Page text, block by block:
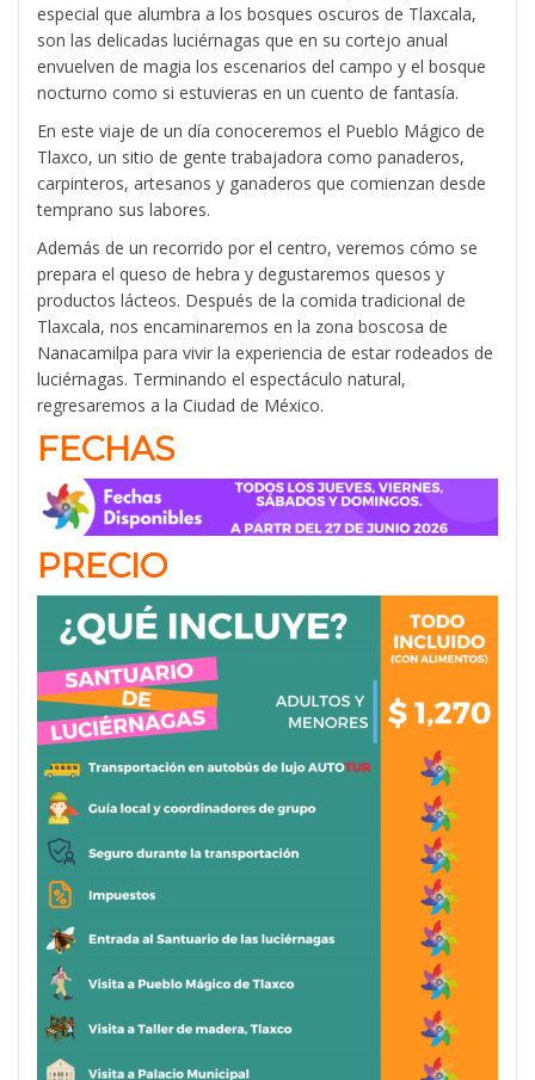
especial que alumbra a los bosques oscuros de Tlaxcala,
son las delicadas luciérnagas que en su cortejo anual
envuelven de magia los escenarios del campo y el bosque
nocturno como si estuvieras en un cuento de fantasía.
En este viaje de un día conoceremos el Pueblo Mágico de
Tlaxco, un sitio de gente trabajadora como panaderos,
carpinteros, artesanos y ganaderos que comienzan desde
temprano sus labores.
Además de un recorrido por el centro, veremos cómo se
prepara el queso de hebra y degustaremos quesos y
productos lácteos. Después de la comida tradicional de
Tlaxcala, nos encaminaremos en la zona boscosa de
Nanacamilpa para vivir la experiencia de estar rodeados de
luciérnagas. Terminando el espectáculo natural,
regresaremos a la Ciudad de México.
FECHAS
PRECIO